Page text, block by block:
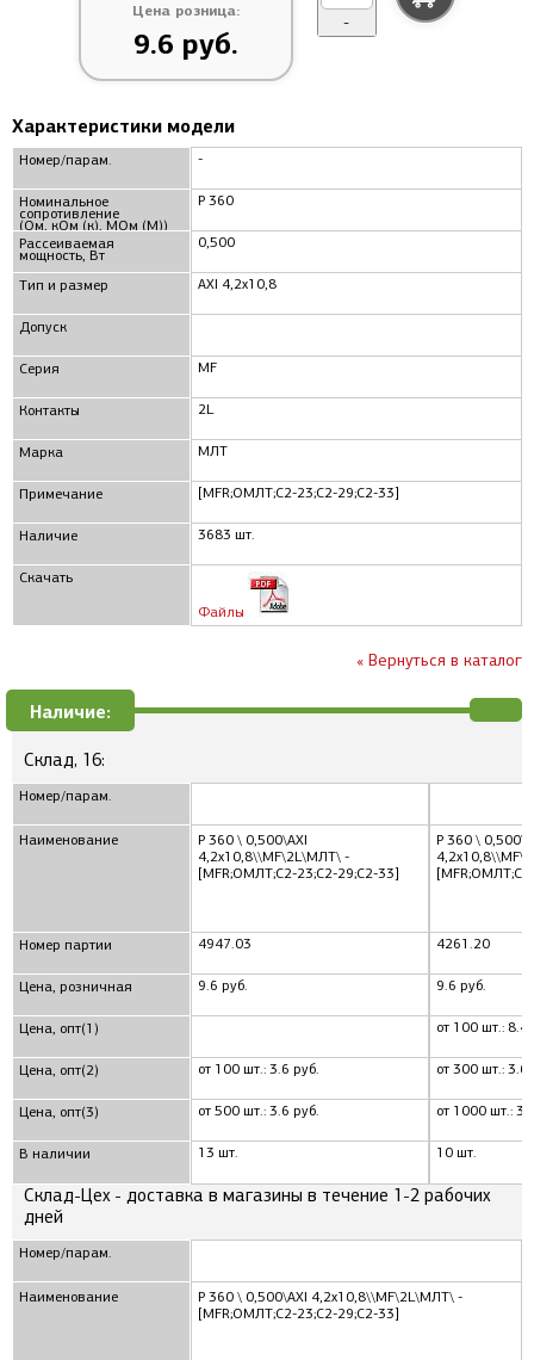
Цена розница:
9.6 руб.
-
Характеристики модели
Номер/парам.
Номинальное
сопротивление
(Ом, кОм (к), МОм (М))
Рассеиваемая
мощность, Вт
Тип и размер
Допуск
Серия
Контакты
Марка
Примечание
Наличие
Скачать
-
Р 360
0,500
AXI 4,2x10,8
MF
2L
МЛТ
[MFR;ОМЛТ;С2-23;С2-29;С2-33]
3683 шт.
Файлы
« Вернуться в каталог
Наличие:
Склад, 16:
Номер/парам.
Наименование
Номер партии
Цена, розничная
Цена, опт(1)
Цена, опт(2)
Цена, опт(3)
В наличии
Р 360 \ 0,500\AXI
4,2x10,8\\MF\2L\МЛТ\ -
[MFR;ОМЛТ;С2-23;С2-29;С2-33]
4947.03
9.6 руб.
от 100 шт.: 3.6 руб.
от 500 шт.: 3.6 руб.
13 шт.
Р 360 \
4261.20
9.6 руб.
от 100 шт.: 8.4
от 300 шт.: 3.6
от 1000 шт.:
10 шт.
Склад-Цех - доставка в магазины в течение 1-2 рабочих
дней
Номер/парам.
Наименование
Р 360 \ 0,500\AXI 4,2x10,8\\MF\2L\МЛТ\ -
[MFR;ОМЛТ;С2-23;С2-29;С2-33]